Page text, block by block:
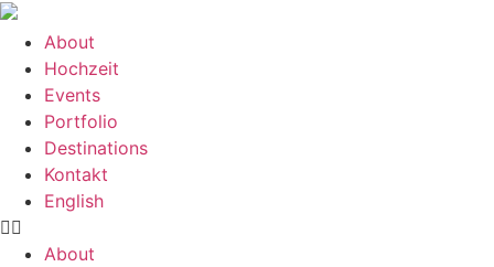
Zum
Inhalt
springen
About
Hochzeit
Events
Portfolio
Destinations
Kontakt
English
About